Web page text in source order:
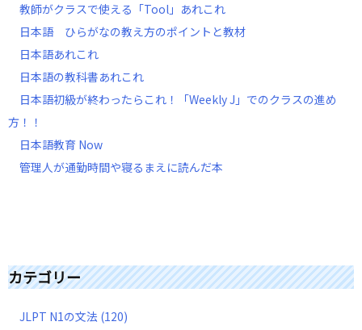
教師がクラスで使える「Tool」あれこれ
日本語 ひらがなの教え方のポイントと教材
日本語あれこれ
日本語の教科書あれこれ
日本語初級が終わったらこれ！「Weekly J」でのクラスの進め
方！！
日本語教育 Now
管理人が通勤時間や寝るまえに読んだ本
カテゴリー
JLPT N1の文法 (120)